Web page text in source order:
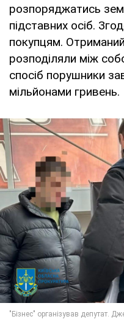
розпоряджатись
підставних осіб.
покупцям.
розподіляли між
спосіб порушники
мільйонами гривень.